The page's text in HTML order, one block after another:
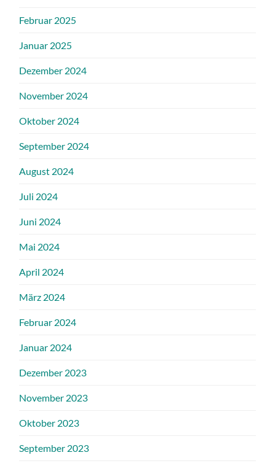
Februar 2025
Januar 2025
Dezember 2024
November 2024
Oktober 2024
September 2024
August 2024
Juli 2024
Juni 2024
Mai 2024
April 2024
März 2024
Februar 2024
Januar 2024
Dezember 2023
November 2023
Oktober 2023
September 2023